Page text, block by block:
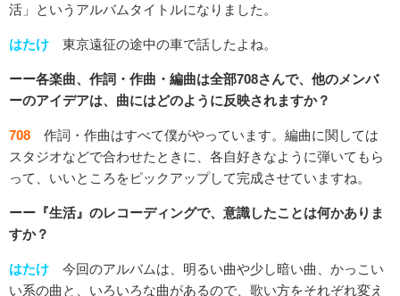
活」というアルバムタイトルになりました。
はたけ 東京遠征の途中の車で話したよね。
ーー各楽曲、作詞・作曲・編曲は全部708さんで、他のメンバ
ーのアイデアは、曲にはどのように反映されますか？
708
作詞・作曲はすべて僕がやっています。編曲に関しては
スタジオなどで合わせたときに、各自好きなように弾いてもら
って、いいところをピックアップして完成させていますね。
ーー『生活』のレコーディングで、意識したことは何かありま
すか？
はたけ 今回のアルバムは、明るい曲や少し暗い曲、かっこい
い系の曲と、いろいろな曲があるので、歌い方をそれぞれ変え